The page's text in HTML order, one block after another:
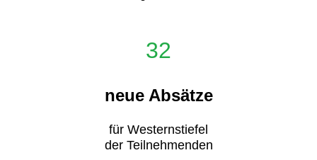
32
neue Absätze
für Westernstiefel
der Teilnehmenden